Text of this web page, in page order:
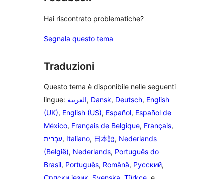
Hai riscontrato problematiche?
Segnala questo tema
Traduzioni
Questo tema è disponibile nelle seguenti
lingue: العربية, Dansk, Deutsch, English
(UK), English (US), Español, Español de
México, Français de Belgique, Français,
עִבְרִית, Italiano, 日本語, Nederlands
(België), Nederlands, Português do
Brasil, Português, Română, Русский,